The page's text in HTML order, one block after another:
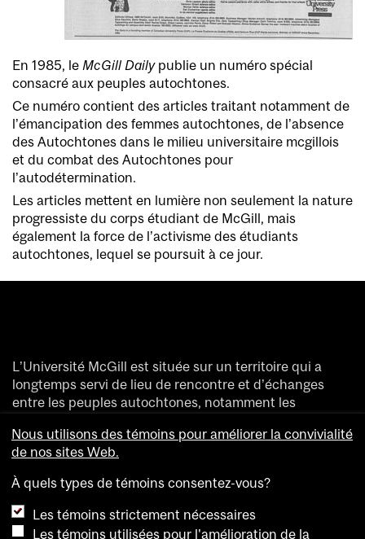
En 1985, le McGill Dailypublie un numéro spécial
consacré aux peuples autochtones.
Ce numéro contient des articles traitant notamment de
l’émancipation des femmes autochtones, de l’absence
des Autochtones dans le milieu universitaire mcgillois
et du combat des Autochtones pour
l’autodétermination.
Les articles mettent en lumière non seulement la nature
progressiste du corps étudiant de McGill, mais
également la force de l’activisme des étudiants
autochtones, lequel se poursuit à ce jour.
L’Université McGill est située sur un territoire qui a
longtemps servi de lieu de rencontre et d’échanges
entre les peuples autochtones, notamment les
Nous saluons et remercions les divers peuples
autochtones qui ont enrichi de leur présence ce
territoire accueillant aujourd’hui des gens de partout
dans le monde.
Nous utilisons des témoins pour améliorer la convivialité
de nos sites Web.
À quels types de témoins consentez-vous?
Les témoins strictement nécessaires
Les témoins utilisées pour l'amélioration de la